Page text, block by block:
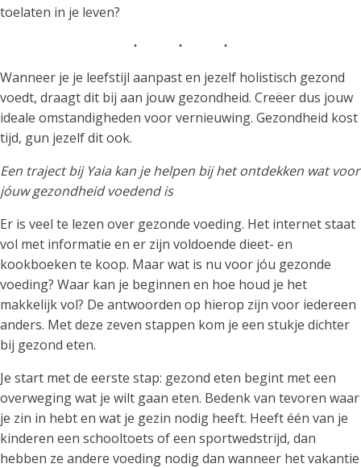
toelaten in je leven?
Wanneer je je leefstijl aanpast en jezelf holistisch gezond
voedt, draagt dit bij aan jouw gezondheid. Creëer dus jouw
ideale omstandigheden voor vernieuwing. Gezondheid kost
tijd, gun jezelf dit ook.
Een traject bij Yaia kan je helpen bij het ontdekken wat voor
jóuw gezondheid voedend is
Er is veel te lezen over gezonde voeding. Het internet staat
vol met informatie en er zijn voldoende dieet- en
kookboeken te koop. Maar wat is nu voor jóu gezonde
voeding? Waar kan je beginnen en hoe houd je het
makkelijk vol? De antwoorden op hierop zijn voor iedereen
anders. Met deze zeven stappen kom je een stukje dichter
bij gezond eten.
Je start met de eerste stap: gezond eten begint met een
overweging wat je wilt gaan eten. Bedenk van tevoren waar
je zin in hebt en wat je gezin nodig heeft. Heeft één van je
kinderen een schooltoets of een sportwedstrijd, dan
hebben ze andere voeding nodig dan wanneer het vakantie